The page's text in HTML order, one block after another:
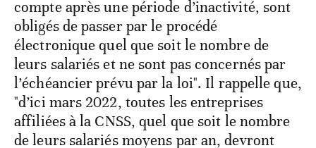
compte après une période d’inactivité, sont
obligés de passer par le procédé
électronique quel que soit le nombre de
leurs salariés et ne sont pas concernés par
l’échéancier prévu par la loi". Il rappelle que,
"d’ici mars 2022, toutes les entreprises
affiliées à la CNSS, quel que soit le nombre
de leurs salariés moyens par an, devront